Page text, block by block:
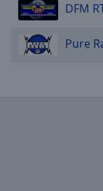
DFM
Pure